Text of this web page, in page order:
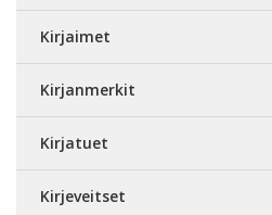
Kirjaimet
Kirjanmerkit
Kirjatuet
Kirjeveitset